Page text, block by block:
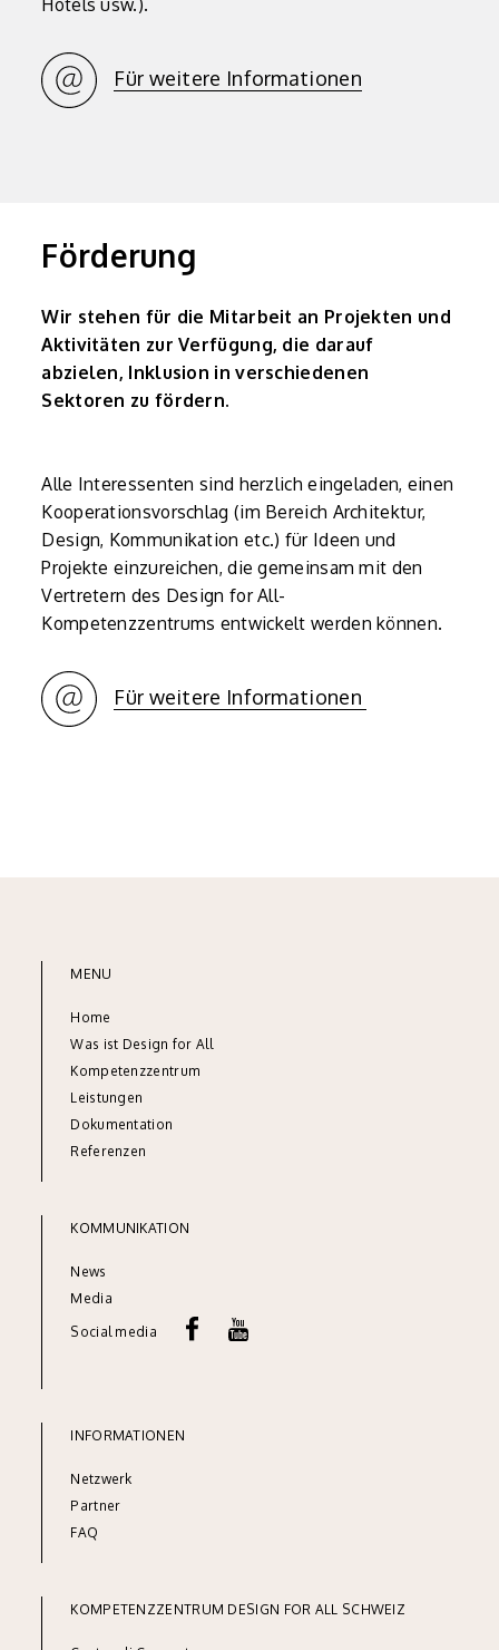
Hotels usw.).
Für weitere Informationen
Förderung
Wir stehen für die Mitarbeit an Projekten und
Aktivitäten zur Verfügung, die darauf
abzielen, Inklusion in verschiedenen
Sektoren zu fördern.
Alle Interessenten sind herzlich eingeladen, einen
Kooperationsvorschlag (im Bereich Architektur,
Design, Kommunikation etc.) für Ideen und
Projekte einzureichen, die gemeinsam mit den
Vertretern des Design for All-
Kompetenzzentrums entwickelt werden können.
Für weitere Informationen
MENU
Home
Was ist Design for All
Kompetenzzentrum
Leistungen
Dokumentation
Referenzen
KOMMUNIKATION
News
Media
Social media
INFORMATIONEN
Netzwerk
Partner
FAQ
KOMPETENZZENTRUM DESIGN FOR ALL SCHWEIZ